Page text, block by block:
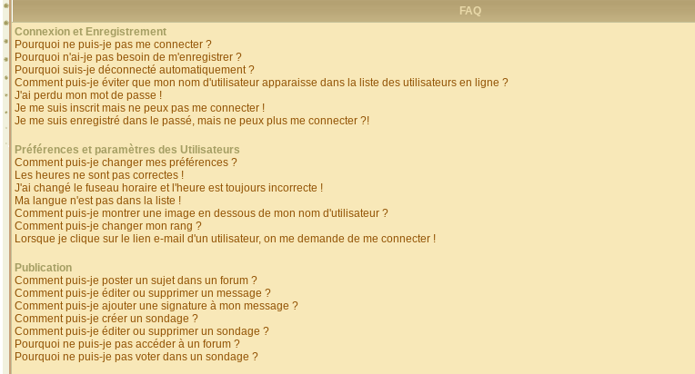
FAQ
Connexion et Enregistrement
Pourquoi ne puis-je pas me connecter ?
Pourquoi n'ai-je pas besoin de m'enregistrer ?
Pourquoi suis-je déconnecté automatiquement ?
Comment puis-je éviter que mon nom d'utilisateur apparaisse dans la liste des utilisateurs en ligne ?
J'ai perdu mon mot de passe !
Je me suis inscrit mais ne peux pas me connecter !
Je me suis enregistré dans le passé, mais ne peux plus me connecter ?!
Préférences et paramètres des Utilisateurs
Comment puis-je changer mes préférences ?
Les heures ne sont pas correctes !
J'ai changé le fuseau horaire et l'heure est toujours incorrecte !
Ma langue n'est pas dans la liste !
Comment puis-je montrer une image en dessous de mon nom d'utilisateur ?
Comment puis-je changer mon rang ?
Lorsque je clique sur le lien e-mail d'un utilisateur, on me demande de me connecter !
Publication
Comment puis-je poster un sujet dans un forum ?
Comment puis-je éditer ou supprimer un message ?
Comment puis-je ajouter une signature à mon message ?
Comment puis-je créer un sondage ?
Comment puis-je éditer ou supprimer un sondage ?
Pourquoi ne puis-je pas accéder à un forum ?
Pourquoi ne puis-je pas voter dans un sondage ?